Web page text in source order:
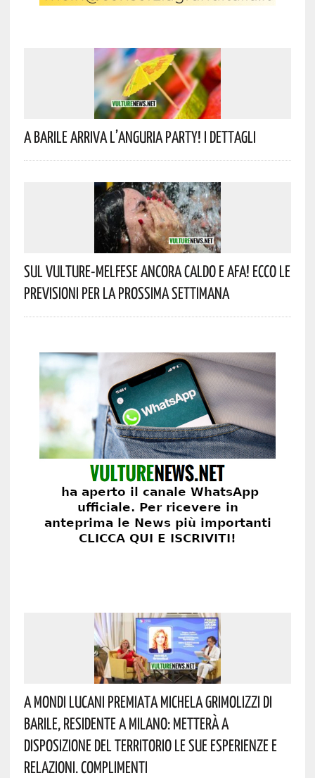
A Barile Arriva L’anguria Party! I Dettagli
Sul Vulture-Melfese Ancora Caldo E Afa! Ecco Le
Previsioni Per La Prossima Settimana
A Mondi Lucani Premiata Michela Grimolizzi Di
Barile, Residente A Milano: Metterà A
Disposizione Del Territorio Le Sue Esperienze E
Relazioni. Complimenti